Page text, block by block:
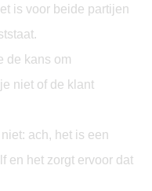
is voor beide partijen
de kans om
niet of de klant
ach, het is een
en het zorgt ervoor dat